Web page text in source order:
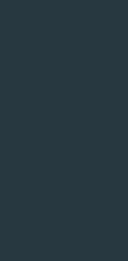
i høring
protokollen
den